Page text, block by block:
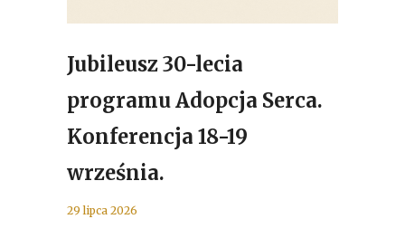
Jubileusz 30-lecia
programu Adopcja Serca.
Konferencja 18-19
września.
29 lipca 2026